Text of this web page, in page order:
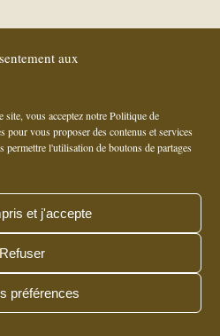
aux
vous acceptez notre Politique de
pour vous proposer des contenus et services
permettre l'utilisation de boutons de partages
et j'accepte
Refuser
préférences
© Copyright - Domaine de Bonserine
- 69420 Ampuis - Tel. : +33 (0)4 74 56 14